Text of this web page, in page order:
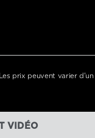
prix peuvent varier
VIDÉO